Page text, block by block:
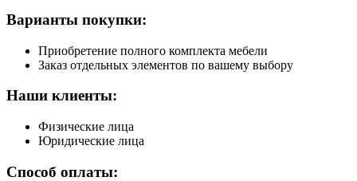
Варианты покупки:
Приобретение полного комплекта мебели
Заказ отдельных элементов по вашему выбору
Наши клиенты:
Физические лица
Юридические лица
Способ оплаты: